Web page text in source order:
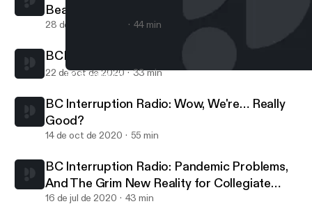
BC Interruption Radio: Pandemic Problems, And The Grim New
Beatdown, and Looking Ahead to Clemson
28 de oct de 2020 44 min
BCI Radio:Boy. That Escalated Quickly.
22 de oct de 2020 33 min
BC Interruption Radio: Wow, We're… Really
Good?
14 de oct de 2020 55 min
BC Interruption Radio: Pandemic Problems,
And The Grim New Reality for Collegiate
Athletics
16 de jul de 2020 43 min